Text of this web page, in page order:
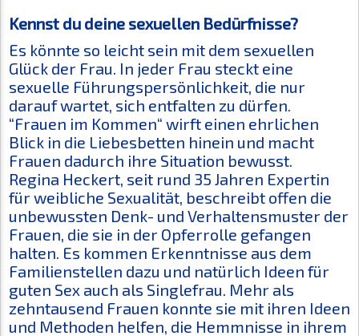
Kennst du deine sexuellen Bedürfnisse?
Es könnte so leicht sein mit dem sexuellen
Glück der Frau. In jeder Frau steckt eine
sexuelle Führungspersönlichkeit, die nur
darauf wartet, sich entfalten zu dürfen.
“Frauen im Kommen“ wirft einen ehrlichen
Blick in die Liebesbetten hinein und macht
Frauen dadurch ihre Situation bewusst.
Regina Heckert, seit rund 35 Jahren Expertin
für weibliche Sexualität, beschreibt offen die
unbewussten Denk- und Verhaltensmuster der
Frauen, die sie in der Opferrolle gefangen
halten. Es kommen Erkenntnisse aus dem
Familienstellen dazu und natürlich Ideen für
guten Sex auch als Singlefrau. Mehr als
zehntausend Frauen konnte sie mit ihren Ideen
und Methoden helfen, die Hemmnisse in ihrem